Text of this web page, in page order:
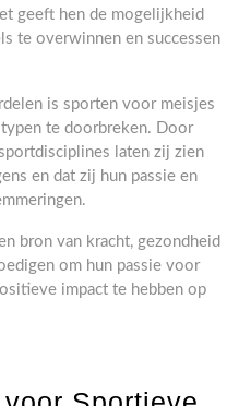
geeft hen de mogelijkheid
te overwinnen en successen
is sporten voor meisjes
te doorbreken. Door
laten zij zien
en dat zij hun passie en
bron van kracht, gezondheid
om hun passie voor
impact te hebben op